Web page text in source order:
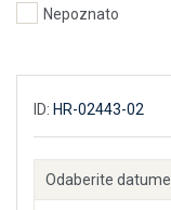
Nepoznato
ID: HR-02443-02
Odaberite datume